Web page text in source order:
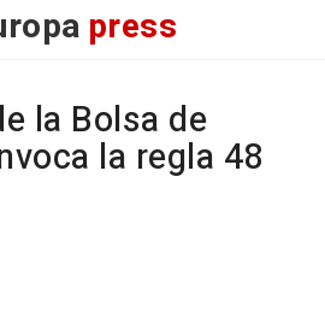
press
la Bolsa de
la regla 48